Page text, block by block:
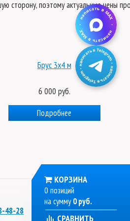
сторону, поэтому актуальные цены
Брус 3x4 м
6 000 руб.
Подробнее
48-28
КОРЗИНА
0 позиций
на сумму0 руб.
СРАВНИТЬ